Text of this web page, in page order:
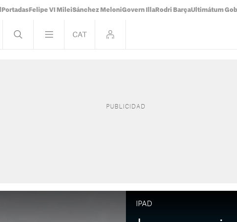
Portadas Felipe VI MileiSánchez MeloniGovern Illa Rodri BarçaUltimátum
IPAD